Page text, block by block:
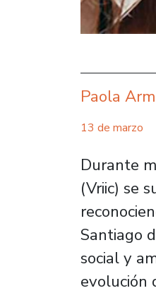
Paola
13 de marzo
Durante
(Vriic) se
Santiago
social y
evolución